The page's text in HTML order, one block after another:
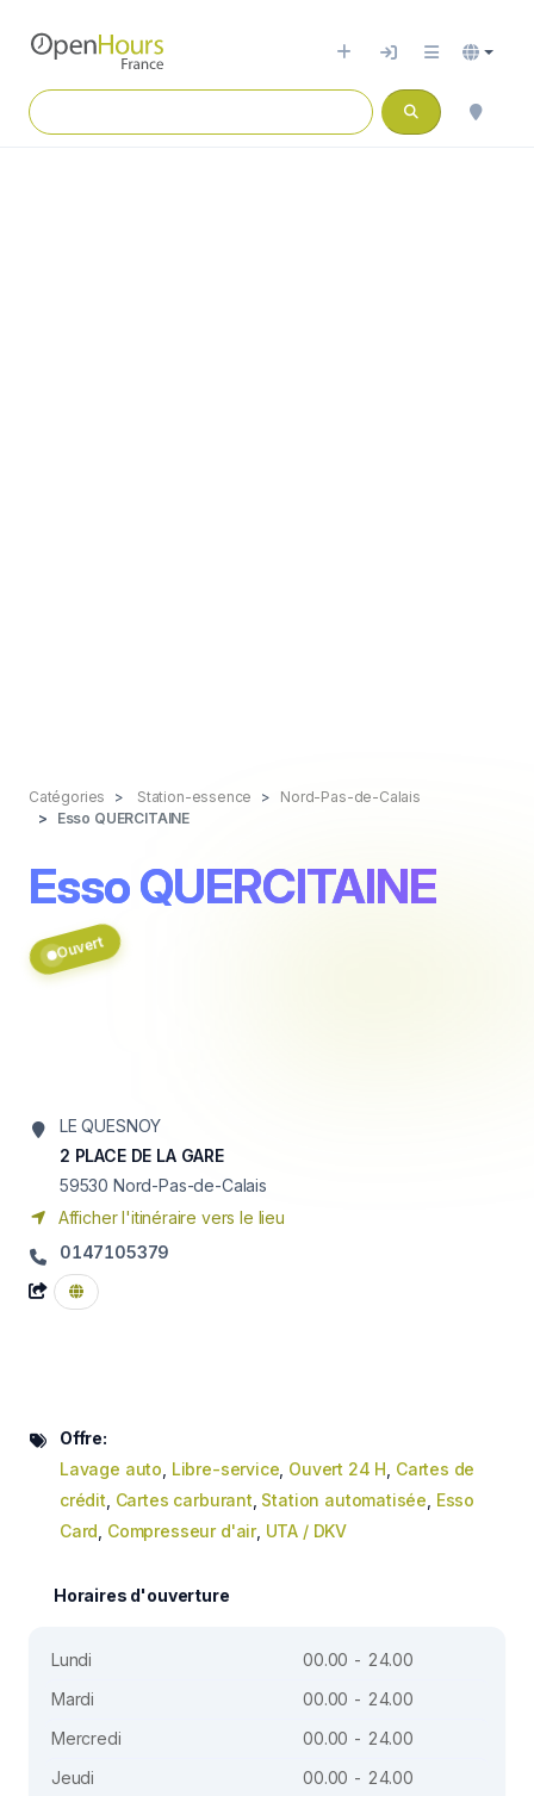
Catégories Station-essence
Nord-Pas-de-Calais
Esso QUERCITAINE
Esso QUERCITAINE
Ouvert
LE QUESNOY
2 PLACE DE LA GARE
59530 Nord-Pas-de-Calais
Afficher l'itinéraire vers le lieu
0147105379
Offre:
Lavage auto Libre-service Ouvert 24 H Cartes de
crédit Cartes carburant Station automatisée Esso
Card Compresseur d'air, UTA / DKV
Horaires d'ouverture
Lundi
00.00 - 24.00
Mardi
00.00 - 24.00
Mercredi
00.00 - 24.00
Jeudi
00.00 - 24.00